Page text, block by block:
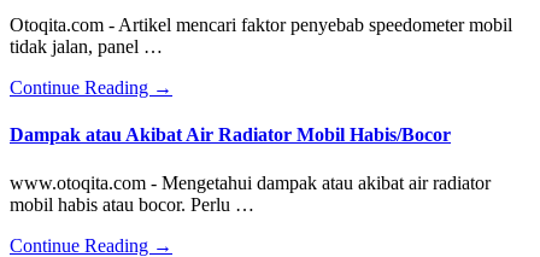
Saya
Bunyi
Apa
Mas?
Otoqita.com - Artikel mencari faktor penyebab speedometer mobil
tidak jalan, panel …
Continue Reading about
Penyebab
Mobil
Tidak
Jalan
→
Dampak atau Akibat Air Radiator Mobil Habis/Bocor
www.otoqita.com - Mengetahui dampak atau akibat air radiator
mobil habis atau bocor. Perlu …
Continue Reading about
→